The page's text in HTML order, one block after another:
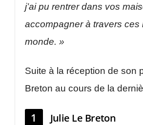
j’ai pu rentrer dans vos
accompagner à travers ces
monde. »
Suite à la réception de son
Breton au cours de la
1 Julie Le Breton